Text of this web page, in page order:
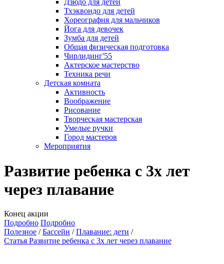
Дзюдо для детей
Тхэквондо для детей
Хореография для мальчиков
Йога для девочек
Зумба для детей
Общая физическая подготовка
Чирлидинг'55
Актерское мастерство
Техника речи
Детская комната
Активность
Воображение
Рисование
Творческая мастерская
Умелые ручки
Город мастеров
Мероприятия
Развитие ребенка с 3х лет
через плавание
Конец акции
Подробно Подробно
Полезное
Бассейн
Плавание: дети
Статья Развитие ребенка с 3х лет через плавание